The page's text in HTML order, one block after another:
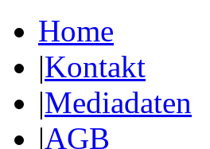
Home
|Kontakt
|Mediadaten
|AGB